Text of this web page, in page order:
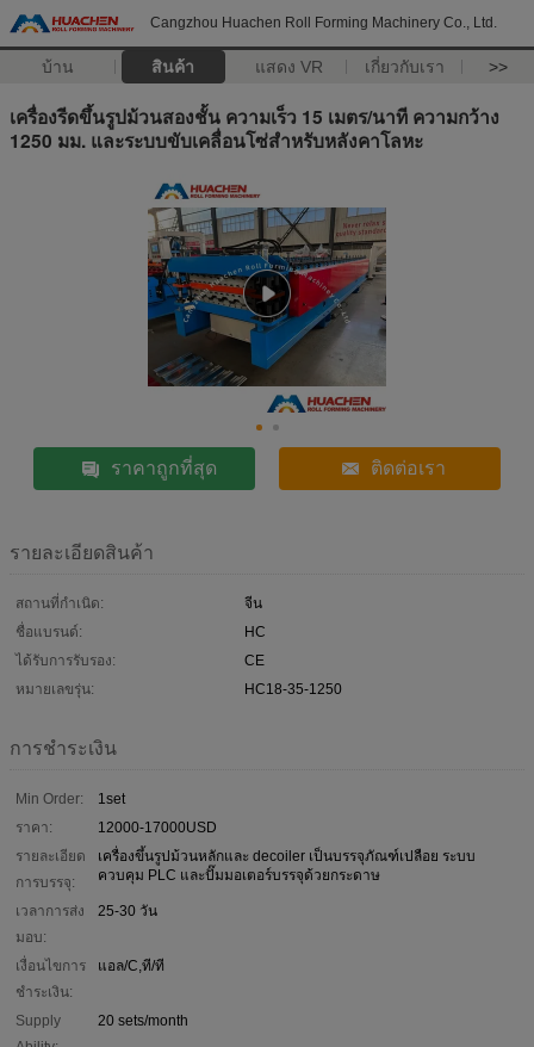
Cangzhou Huachen Roll Forming Machinery Co., Ltd.
บ้าน สินค้า แสดง VR เกี่ยวกับเรา >>
เครื่องรีดขึ้นรูปม้วนสองชั้น ความเร็ว 15 เมตร/นาที ความกว้าง
1250 มม. และระบบขับเคลื่อนโซ่สำหรับหลังคาโลหะ
ราคาถูกที่สุด ติดต่อเรา
รายละเอียดสินค้า
สถานที่กำเนิด:
จีน
ชื่อแบรนด์:
HC
ได้รับการรับรอง:
CE
หมายเลขรุ่น:
HC18-35-1250
การชำระเงิน
Min Order:
1set
ราคา:
12000-17000USD
รายละเอียด
การบรรจุ:
เครื่องขึ้นรูปม้วนหลักและ decoiler เป็นบรรจุภัณฑ์เปลือย ระบบ
ควบคุม PLC และปั๊มมอเตอร์บรรจุด้วยกระดาษ
เวลาการส่ง
มอบ:
25-30 วัน
เงื่อนไขการ
ชำระเงิน:
แอล/C,ที/ที
Supply
20 sets/month